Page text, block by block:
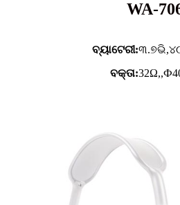
WA-
ବ୍ୟାଟେରୀ:୩.୭ଭି,
ବକ୍ତା: